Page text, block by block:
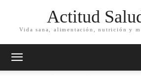
Actitud
Vida sana, alimentación, nutrición y